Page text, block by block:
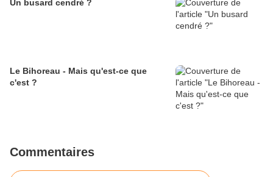
Un busard cendré ?
Le Bihoreau - Mais qu'est-ce que
c'est ?
Commentaires